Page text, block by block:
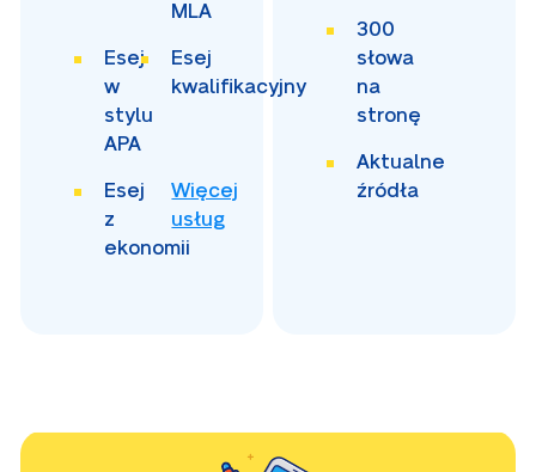
MLA
Esej
w
stylu
APA
Esej
kwalifikacyjny
Esej
z
ekonomii
Więcej
usług
300
słowa
na
stronę
Aktualne
źródła